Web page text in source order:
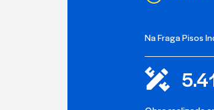
Na Fraga Pisos